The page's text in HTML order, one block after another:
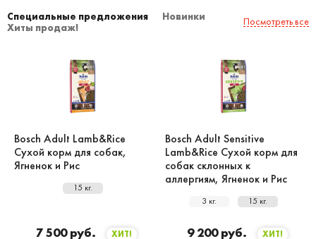
Специальные предложения
Новинки
Хиты продаж!
Посмотреть все
Bosch Adult Lamb&Rice
Сухой корм для собак,
Ягненок и Рис
15 кг.
7 500 руб. ХИТ!
Bosch Adult Sensitive
Lamb&Rice Сухой корм для
собак склонных к
аллергиям, Ягненок и Рис
3 кг. 15 кг.
9 200 руб. ХИТ!